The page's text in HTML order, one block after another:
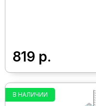
819 р.
В НАЛИЧИИ